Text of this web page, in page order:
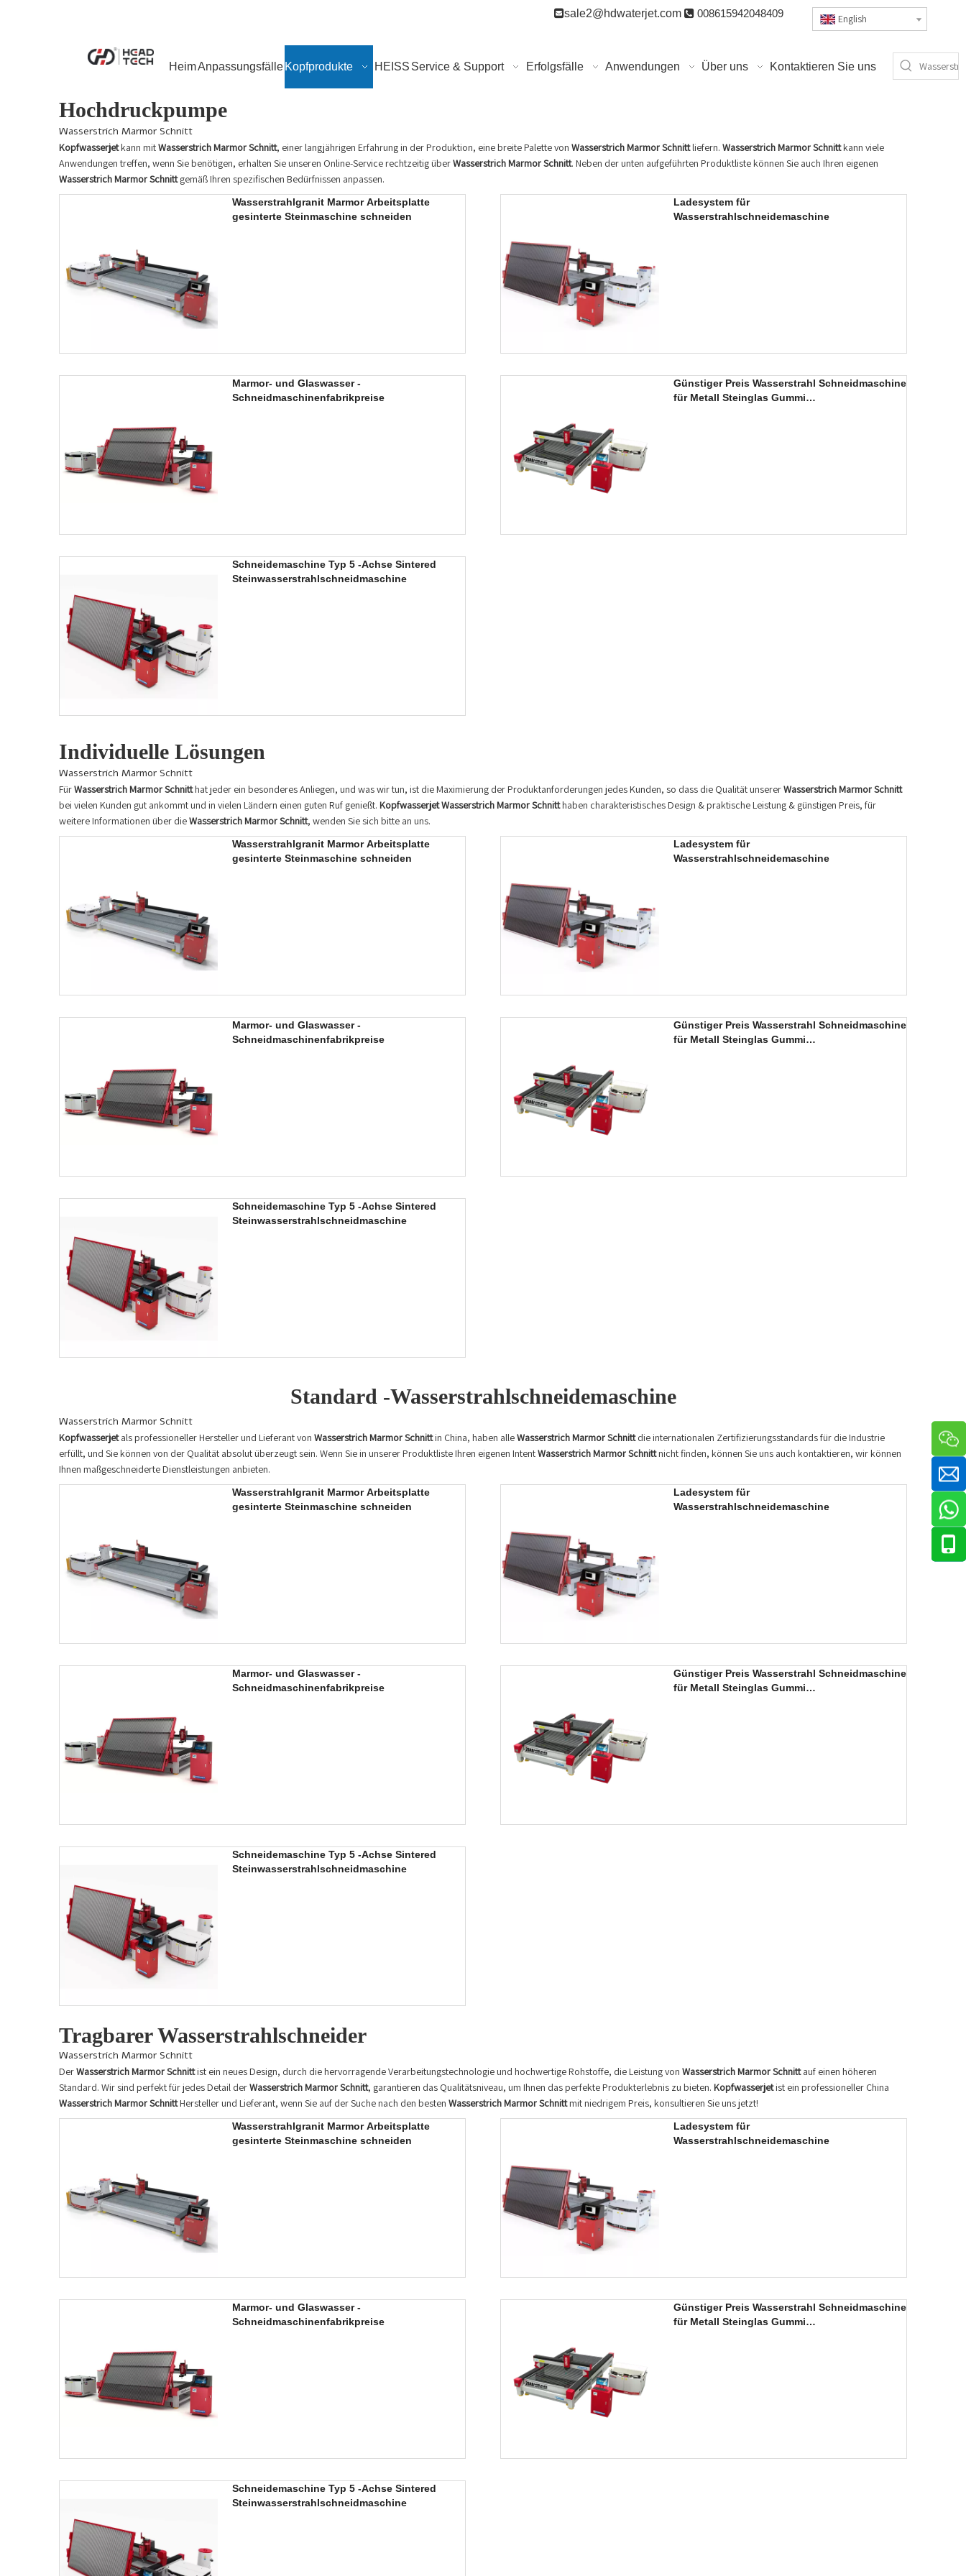
sale2@hdwaterjet.com  008615942048409 English
HeimAnpassungsfälle Kopfprodukte HEISS Service & Support Erfolgsfälle Anwendungen Über uns Kontaktieren Sie uns
Hochdruckpumpe
Wasserstrich Marmor Schnitt
Kopfwasserjetkann mitWasserstrich Marmor Schnitt, einer langjährigen Erfahrung in der Produktion, eine breite Palette von Wasserstrich Marmor Schnittliefern. Wasserstrich Marmor Schnittkann viele
Anwendungen treffen, wenn Sie benötigen, erhalten Sie unseren Online-Service rechtzeitig überWasserstrich Marmor Schnitt. Neben der unten aufgeführten Produktliste können Sie auch Ihren eigenen
Wasserstrich Marmor Schnittgemäß Ihren spezifischen Bedürfnissen anpassen.
Wasserstrahlgranit Marmor Arbeitsplatte
gesinterte Steinmaschine schneiden
Ladesystem für
Wasserstrahlschneidemaschine
Marmor- und Glaswasser -
Schneidmaschinenfabrikpreise
Günstiger Preis Wasserstrahl Schneidmaschine
für Metall Steinglas Gummi
Schneidemaschine Typ 5 -Achse Sintered
Steinwasserstrahlschneidmaschine
Individuelle Lösungen
Wasserstrich Marmor Schnitt
FürWasserstrich Marmor Schnitthat jeder ein besonderes Anliegen, und was wir tun, ist die Maximierung der Produktanforderungen jedes Kunden, so dass die Qualität unsererWasserstrich Marmor Schnitt
bei vielen Kunden gut ankommt und in vielen Ländern einen guten Ruf genießt. KopfwasserjetWasserstrich Marmor Schnitthaben charakteristisches Design & praktische Leistung & günstigen Preis, für
weitere Informationen über dieWasserstrich Marmor Schnitt, wenden Sie sich bitte an uns.
Wasserstrahlgranit Marmor Arbeitsplatte
gesinterte Steinmaschine schneiden
Ladesystem für
Wasserstrahlschneidemaschine
Marmor- und Glaswasser -
Schneidmaschinenfabrikpreise
Günstiger Preis Wasserstrahl Schneidmaschine
für Metall Steinglas Gummi
Schneidemaschine Typ 5 -Achse Sintered
Steinwasserstrahlschneidmaschine
Standard -Wasserstrahlschneidemaschine
Wasserstrich Marmor Schnitt
Kopfwasserjetals professioneller Hersteller und Lieferant von Wasserstrich Marmor Schnittin China, haben alleWasserstrich Marmor Schnittdie internationalen Zertifizierungsstandards für die Industrie
erfüllt, und Sie können von der Qualität absolut überzeugt sein. Wenn Sie in unserer Produktliste Ihren eigenen IntentWasserstrich Marmor Schnittnicht finden, können Sie uns auch kontaktieren, wir können
Ihnen maßgeschneiderte Dienstleistungen anbieten.
Wasserstrahlgranit Marmor Arbeitsplatte
gesinterte Steinmaschine schneiden
Ladesystem für
Wasserstrahlschneidemaschine
Marmor- und Glaswasser -
Schneidmaschinenfabrikpreise
Günstiger Preis Wasserstrahl Schneidmaschine
für Metall Steinglas Gummi
Schneidemaschine Typ 5 -Achse Sintered
Steinwasserstrahlschneidmaschine
Tragbarer Wasserstrahlschneider
Wasserstrich Marmor Schnitt
DerWasserstrich Marmor Schnittist ein neues Design, durch die hervorragende Verarbeitungstechnologie und hochwertige Rohstoffe, die Leistung von Wasserstrich Marmor Schnittauf einen höheren
Standard. Wir sind perfekt für jedes Detail derWasserstrich Marmor Schnitt, garantieren das Qualitätsniveau, um Ihnen das perfekte Produkterlebnis zu bieten. Kopfwasserjetist ein professioneller China
Wasserstrich Marmor SchnittHersteller und Lieferant, wenn Sie auf der Suche nach den besten Wasserstrich Marmor Schnittmit niedrigem Preis, konsultieren Sie uns jetzt!
Wasserstrahlgranit Marmor Arbeitsplatte
gesinterte Steinmaschine schneiden
Ladesystem für
Wasserstrahlschneidemaschine
Marmor- und Glaswasser -
Schneidmaschinenfabrikpreise
Günstiger Preis Wasserstrahl Schneidmaschine
für Metall Steinglas Gummi
Schneidemaschine Typ 5 -Achse Sintered
Steinwasserstrahlschneidmaschine